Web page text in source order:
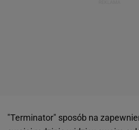
"Terminator" sposób na